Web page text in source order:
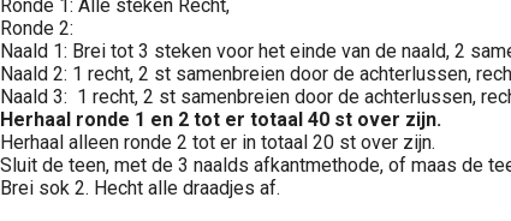
Ronde 1: Alle steken Recht,
Ronde 2:
Naald 1: Brei tot 3 steken voor het einde van de naald, 2
Naald 2: 1 recht, 2 st samenbreien door de achterlussen,
Naald 3: 1 recht, 2 st samenbreien door de achterlussen,
Herhaal ronde 1 en 2 tot er totaal 40 st over zijn.
Herhaal alleen ronde 2 tot er in totaal 20 st over zijn.
Sluit de teen, met de 3 naalds afkantmethode, of maas de
Brei sok 2. Hecht alle draadjes af.